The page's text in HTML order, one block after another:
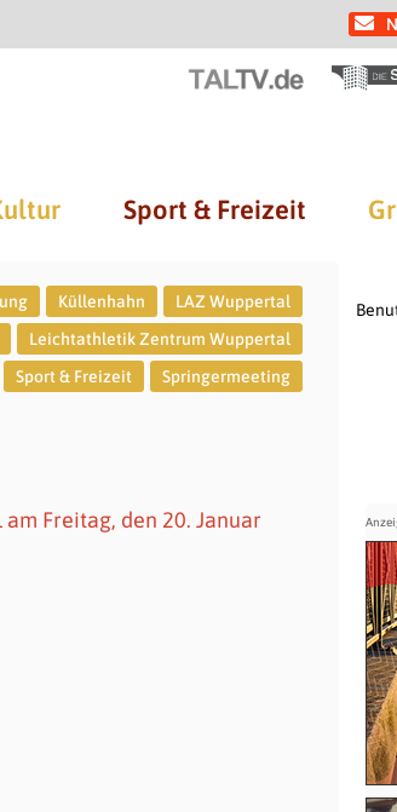
Sport & Freizeit
Küllenhahn
LAZ Wuppertal
Leichtathletik Zentrum Wuppertal
Sport & Freizeit
Springermeeting
Freitag, den 20. Januar